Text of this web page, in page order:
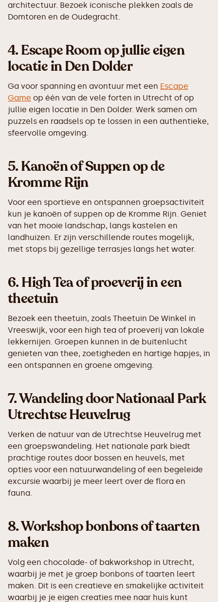
architectuur. Bezoek iconische plekken zoals de
Domtoren en de Oudegracht.
4.Escape Room op jullie eigen
locatie in Den Dolder
Ga voor spanning en avontuur met een Escape
Game op één van de vele forten in Utrecht of op
jullie eigen locatie in Den Dolder. Werk samen om
puzzels en raadsels op te lossen in een authentieke,
sfeervolle omgeving.
5.Kanoën of Suppen op de
Kromme Rijn
Voor een sportieve en ontspannen groepsactiviteit
kun je kanoën of suppen op de Kromme Rijn. Geniet
van het mooie landschap, langs kastelen en
landhuizen. Er zijn verschillende routes mogelijk,
met stops bij gezellige terrasjes langs het water.
6.High Tea of proeverij in een
theetuin
Bezoek een theetuin, zoals Theetuin De Winkel in
Vreeswijk, voor een high tea of proeverij van lokale
lekkernijen. Groepen kunnen in de buitenlucht
genieten van thee, zoetigheden en hartige hapjes, in
een ontspannen en groene omgeving.
7.Wandeling door Nationaal Park
Utrechtse Heuvelrug
Verken de natuur van de Utrechtse Heuvelrug met
een groepswandeling. Het nationale park biedt
prachtige routes door bossen en heuvels, met
opties voor een natuurwandeling of een begeleide
excursie waarbij je meer leert over de flora en
fauna.
8.Workshop bonbons of taarten
maken
Volg een chocolade- of bakworkshop in Utrecht,
waarbij je met je groep bonbons of taarten leert
maken. Dit is een creatieve en smakelijke activiteit
waarbij je je eigen creaties mee naar huis kunt